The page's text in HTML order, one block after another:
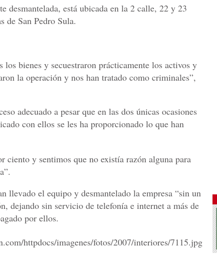
desmantelada, está ubicada en la 2 calle, 22 y 23
de San Pedro Sula.
los bienes y secuestraron prácticamente los activos y
la operación y nos han tratado como criminales”,
adecuado a pesar que en las dos únicas ocasiones
con ellos se les ha proporcionado lo que han
ciento y sentimos que no existía razón alguna para
llevado el equipo y desmantelado la empresa “sin un
dejando sin servicio de telefonía e internet a más de
por ellos.